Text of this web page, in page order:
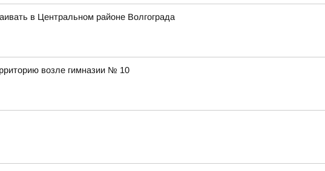
в Центральном районе Волгограда
возле гимназии № 10